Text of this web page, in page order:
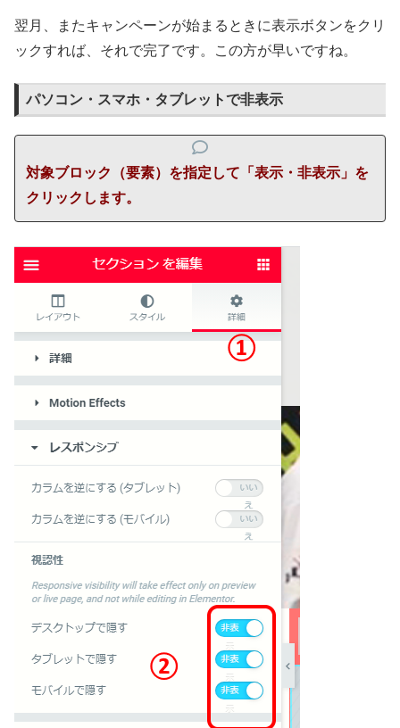
翌月、またキャンペーンが始まるときに表示ボタンをクリ
ックすれば、それで完了です。この方が早いですね。
パソコン・スマホ・タブレットで非表示
対象ブロック（要素）を指定して「表示・非表示」を
クリックします。